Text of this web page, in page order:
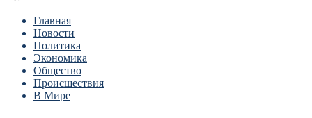
Главная
Новости
Политика
Экономика
Общество
Происшествия
В Мире